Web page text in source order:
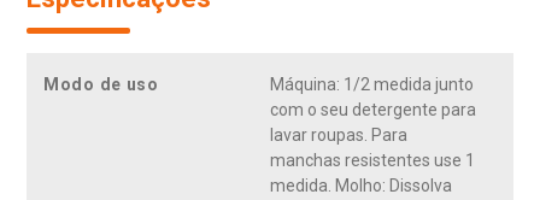
Modo de uso
Máquina: 1/2 medida junto
com o seu detergente para
lavar roupas. Para
manchas resistentes use 1
medida. Molho: Dissolva